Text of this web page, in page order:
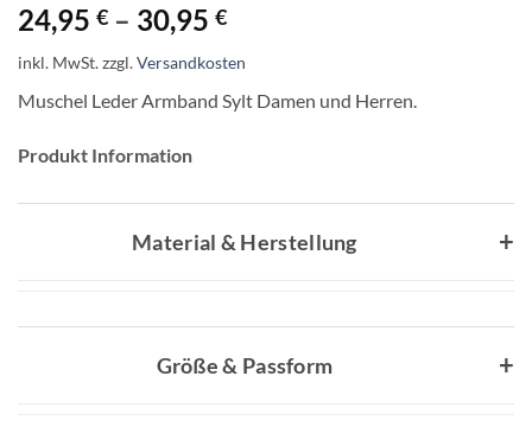
24,95 € – 30,95 €
inkl. MwSt.zzgl.Versandkosten
Muschel Leder Armband Sylt Damen und Herren.
Produkt Information
Material & Herstellung
Größe & Passform